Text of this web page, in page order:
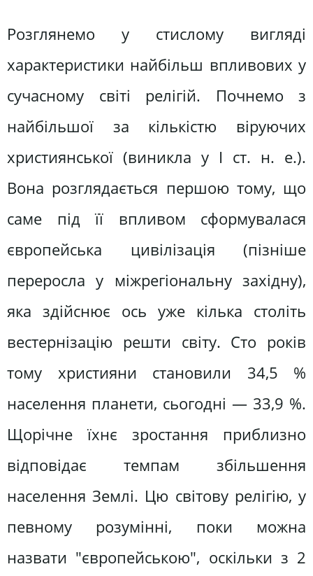
Розглянемо у стислому вигляді
характеристики найбільш впливових у
сучасному світі релігій. Почнемо з
найбільшої за кількістю віруючих
християнської (виникла у І ст. н. е.).
Вона розглядається першою тому, що
саме під її впливом сформувалася
європейська цивілізація (пізніше
переросла у міжрегіональну західну),
яка здійснює ось уже кілька століть
вестернізацію решти світу. Сто років
тому християни становили 34,5 %
населення планети, сьогодні — 33,9 %.
Щорічне їхнє зростання приблизно
відповідає темпам збільшення
населення Землі. Цю світову релігію, у
певному розумінні, поки можна
назвати "європейською", оскільки з 2